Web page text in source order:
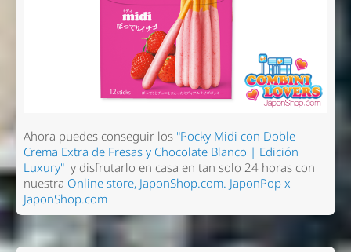
Ahora puedes conseguir los "Pocky Midi con Doble
Crema Extra de Fresas y Chocolate Blanco | Edición
Luxury" y disfrutarlo en casa en tan solo 24 horas con
nuestra Online store, JaponShop.com. JaponPop x
JaponShop.com
Nombre *
Email *
Comentario *